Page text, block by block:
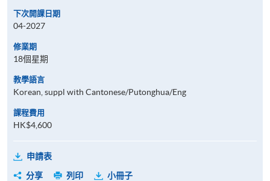
下次開課日期
04-2027
修業期
18個星期
教學語言
Korean, suppl with Cantonese/Putonghua/Eng
課程費用
HK$4,600
申請表
分享
列印 小冊子